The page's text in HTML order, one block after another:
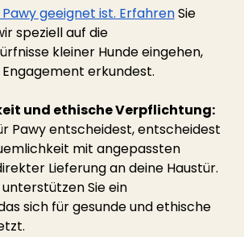
geeignet ist. ErfahrenSie
speziell auf die
kleiner Hunde eingehen,
erkundest.
und ethische Verpflichtung:
Pawy entscheidest, entscheidest
mit angepassten
Lieferung an deine Haustür.
Sie ein
sich für gesunde und ethische